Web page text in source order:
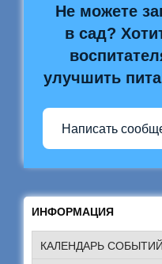
Не можете
в сад?
улучшить
Написать
ИНФОРМАЦИЯ
КАЛЕНДАРЬ СОБЫТИЙ